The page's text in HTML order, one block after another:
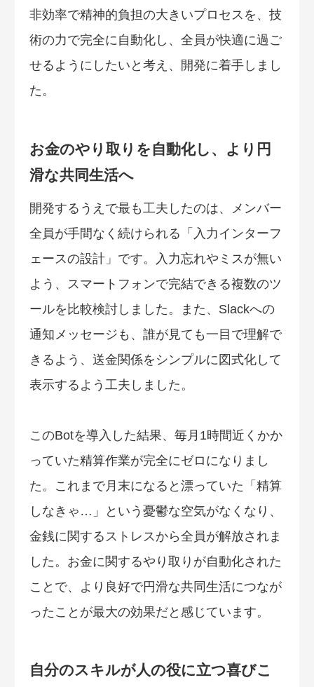
非効率で精神的負担の大きいプロセスを、技
術の力で完全に自動化し、全員が快適に過ご
せるようにしたいと考え、開発に着手しまし
た。
お金のやり取りを自動化し、より円
滑な共同生活へ
開発するうえで最も工夫したのは、メンバー
全員が手間なく続けられる「入力インターフ
ェースの設計」です。入力忘れやミスが無い
よう、スマートフォンで完結できる複数のツ
ールを比較検討しました。また、Slackへの
通知メッセージも、誰が見ても一目で理解で
きるよう、送金関係をシンプルに図式化して
表示するよう工夫しました。
このBotを導入した結果、毎月1時間近くかか
っていた精算作業が完全にゼロになりまし
た。これまで月末になると漂っていた「精算
しなきゃ…」という憂鬱な空気がなくなり、
金銭に関するストレスから全員が解放されま
した。お金に関するやり取りが自動化された
ことで、より良好で円滑な共同生活につなが
ったことが最大の効果だと感じています。
自分のスキルが人の役に立つ喜びこ